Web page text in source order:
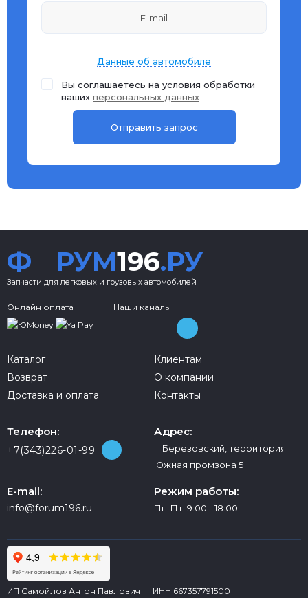
Данные об автомобиле
Вы соглашаетесь на условия обработки
ваших персональных данных
Ф РУМ196.РУ
Запчасти для легковых и грузовых автомобилей
Онлайн оплата Наши каналы
Каталог
Возврат
Доставка и оплата
Клиентам
О компании
Контакты
Телефон:
+7(343)226-01-99
Адрес:
г. Березовский, территория
Южная промзона 5
E-mail:
info@forum196.ru
Режим работы:
Пн-Пт 9:00 - 18:00
ИП Самойлов Антон Павлович ИНН 667357791500